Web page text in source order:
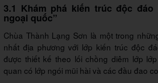
3.1 Khám phá kiến trúc độc đáo
ngoại quốc”
Chùa Thành Lạng Sơn là một trong
nhất địa phương với lớp kiến trúc độc
được thiết kế theo lối chồng diêm lớp
quan có lớp ngói mũi hài và các đầu đao